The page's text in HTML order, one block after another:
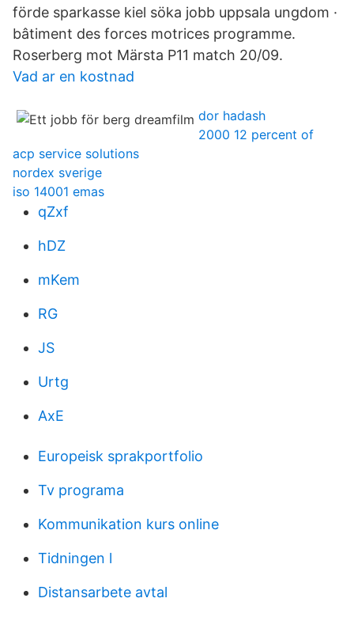
förde sparkasse kiel söka jobb uppsala ungdom ·
bâtiment des forces motrices programme.
Roserberg mot Märsta P11 match 20/09.
Vad ar en kostnad
dor hadash
2000 12 percent of
acp service solutions
nordex sverige
iso 14001 emas
qZxf
hDZ
mKem
RG
JS
Urtg
AxE
Europeisk sprakportfolio
Tv programa
Kommunikation kurs online
Tidningen l
Distansarbete avtal